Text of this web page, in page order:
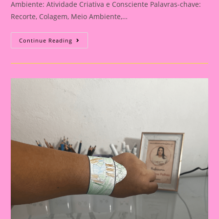
Ambiente: Atividade Criativa e Consciente Palavras-chave:
Recorte, Colagem, Meio Ambiente,…
Continue Reading Atividade
Do
Ambiente
E
Ambiente